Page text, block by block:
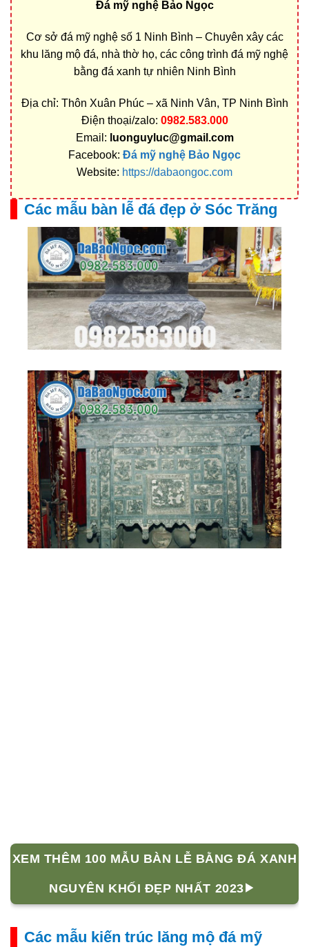
Đá mỹ nghệ Bảo Ngọc
Cơ sở đá mỹ nghệ số 1 Ninh Bình – Chuyên xây các
khu lăng mộ đá, nhà thờ họ, các công trình đá mỹ nghệ
bằng đá xanh tự nhiên Ninh Bình
Địa chỉ: Thôn Xuân Phúc – xã Ninh Vân, TP Ninh Bình
Điện thoại/zalo: 0982.583.000
Email: luonguyluc@gmail.com
Facebook: Đá mỹ nghệ Bảo Ngọc
Website: https://dabaongoc.com
Các mẫu bàn lễ đá đẹp ở Sóc Trăng
XEM THÊM 100 MẪU BÀN LỄ BẰNG ĐÁ XANH
NGUYÊN KHỐI ĐẸP NHẤT 2023
Các mẫu kiến trúc lăng mộ đá mỹ